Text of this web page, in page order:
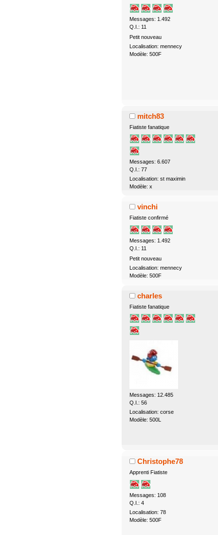
Messages: 1.492
Q.I.: 11
Petit nouveau
Localisation: mennecy
Modèle: 500F
mitch83
Fiatiste fanatique
Messages: 6.607
Q.I.: 77
Localisation: st maximin
Modèle: x
vinchi
Fiatiste confirmé
Messages: 1.492
Q.I.: 11
Petit nouveau
Localisation: mennecy
Modèle: 500F
charles
Fiatiste fanatique
Messages: 12.485
Q.I.: 56
Localisation: corse
Modèle: 500L
Christophe78
Apprenti Fiatiste
Messages: 108
Q.I.: 4
Localisation: 78
Modèle: 500F